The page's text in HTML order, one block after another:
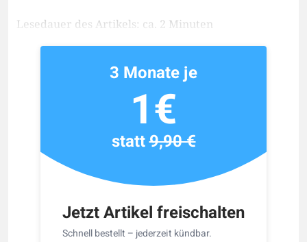
Lesedauer des Artikels: ca. 2 Minuten
Jetzt Artikel freischalten
Schnell bestellt – jederzeit kündbar.
3 Monate je
1€
statt9,90 €